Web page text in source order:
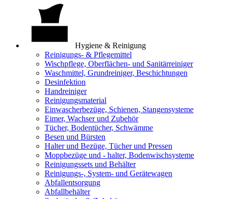
Hygiene & Reinigung
Reinigungs- & Pflegemittel
Wischpflege, Oberflächen- und Sanitärreiniger
Waschmittel, Grundreiniger, Beschichtungen
Desinfektion
Handreiniger
Reinigungsmaterial
Einwascherbezüge, Schienen, Stangensysteme
Eimer, Wachser und Zubehör
Tücher, Bodentücher, Schwämme
Besen und Bürsten
Halter und Bezüge, Tücher und Pressen
Moppbezüge und - halter, Bodenwischsysteme
Reinigungssets und Behälter
Reinigungs-, System- und Gerätewagen
Abfallentsorgung
Abfallbehälter